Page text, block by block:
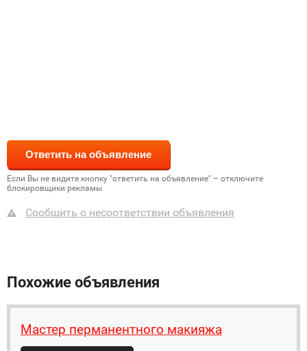
Если Вы не видите кнопку "ответить на объявление" – отключите
блокировщики рекламы
Сообщить о несоответствии объявления
Похожие объявления
Мастер перманентного макияжа